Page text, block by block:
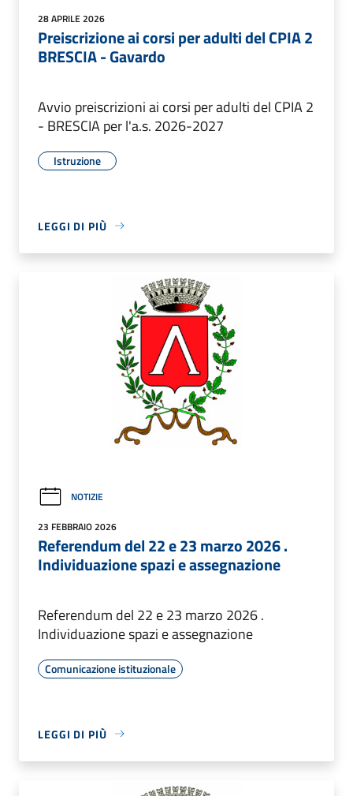
28 APRILE 2026
Preiscrizione ai corsi per adulti del CPIA 2
BRESCIA - Gavardo
Avvio preiscrizioni ai corsi per adulti del CPIA 2
- BRESCIA per l'a.s. 2026-2027
Istruzione
LEGGI DI PIÙ
NOTIZIE
23 FEBBRAIO 2026
Referendum del 22 e 23 marzo 2026 .
Individuazione spazi e assegnazione
Referendum del 22 e 23 marzo 2026 .
Individuazione spazi e assegnazione
Comunicazione istituzionale
LEGGI DI PIÙ